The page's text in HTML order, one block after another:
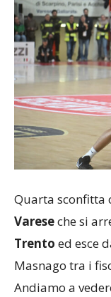
Quarta sconfitta
Vareseche si
Trento ed esce
Masnago tra i
Andiamo a